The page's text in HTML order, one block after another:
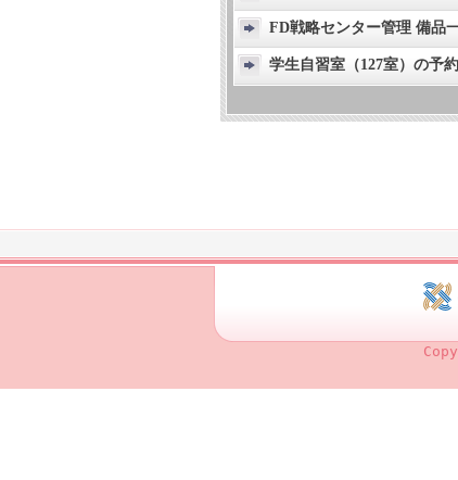
FD戦略センター管理 備品
学生自習室（127室）の予約